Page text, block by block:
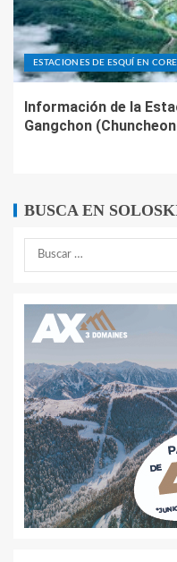
ESTACIONES DE ESQUÍ EN
Información de la
Gangchon
BUSCA EN